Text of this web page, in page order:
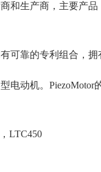
和生产商，主要产
可靠的专利组合，拥
电动机。
LTC450